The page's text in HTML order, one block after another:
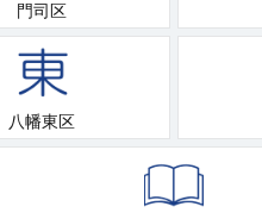
門司区
八幡東区